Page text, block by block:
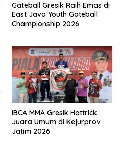
Gateball Gresik Raih Emas di
East Java Youth Gateball
Championship 2026
IBCA MMA Gresik Hattrick
Juara Umum di Kejurprov
Jatim 2026